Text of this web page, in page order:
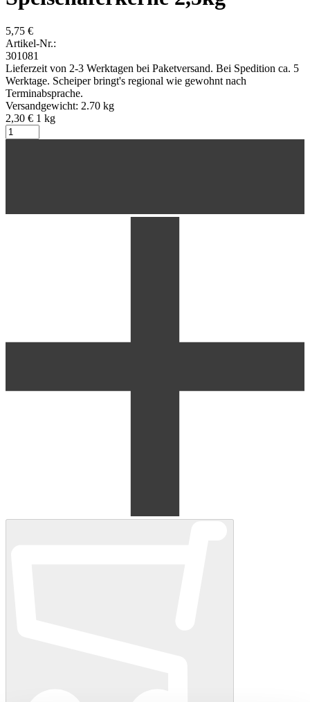
5,75 €
Artikel-Nr.:
301081
Lieferzeit von 2-3 Werktagen bei Paketversand. Bei Spedition ca. 5
Werktage. Scheiper bringt's regional wie gewohnt nach
Terminabsprache.
Versandgewicht: 2.70 kg
2,30 € 1 kg